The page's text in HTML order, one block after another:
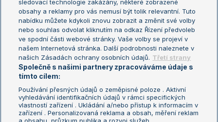
Turnaj mistryň
Aktualní trendy
Fotbalové přestupy
Livesport Daily
LS Prague Open
Podmínky užití
Nastavení soukromí
GDPR a žurnalistika
Reklama
sledovací technologie zakázány, některé zobrazené
obsahy a reklamy pro vás nemusí být tolik relevantní. Tuto
nabídku můžete kdykoli znovu zobrazit a změnit své volby
nebo souhlas odvolat kliknutím na odkaz Řízení předvoleb
ve spodní části webové stránky. Vaše volby se projeví v
našem Internetová stránka. Další podrobnosti naleznete v
našich Zásadách ochrany osobních údajů. Třetí strany
Společně s našimi partnery zpracováváme údaje s
tímto cílem:
Používání přesných údajů o zeměpisné poloze . Aktivní
vyhledávání identifikačních údajů v rámci specifických
vlastností zařízení . Ukládání a/nebo přístup k informacím v
zařízení . Personalizovaná reklama a obsah, měření reklam